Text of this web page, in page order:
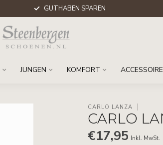
GUTHABEN SPAREN
JUNGEN KOMFORT
CARLO LANZA
CARLO
€17,95 Inkl. MwSt.